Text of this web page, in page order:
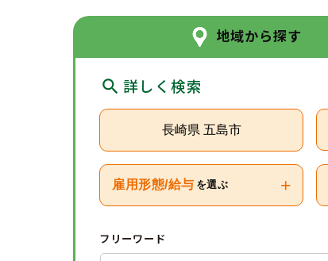
地域から探す
詳しく検索
長崎県 五島市
雇用形態/給与 を選ぶ +
フリーワード